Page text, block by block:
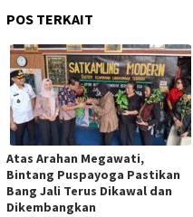
POS TERKAIT
Atas Arahan Megawati,
Bintang Puspayoga Pastikan
Bang Jali Terus Dikawal dan
Dikembangkan